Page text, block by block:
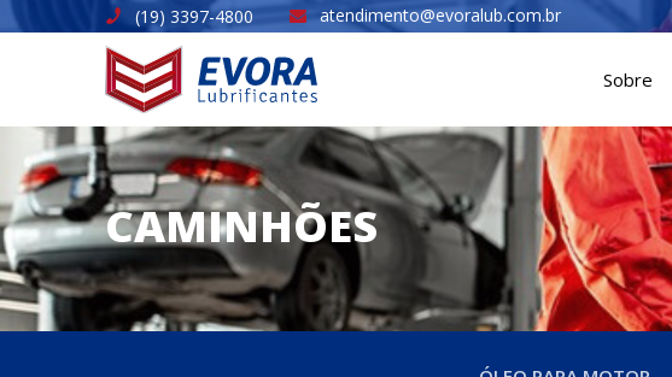
(19) 3397-4800 atendimento@evoralub.com.br
Sobre
CAMINHÕES